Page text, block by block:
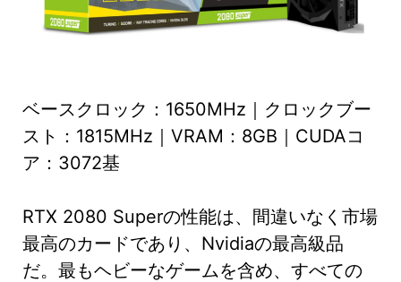
ベースクロック：1650MHz｜クロックブー
スト：1815MHz｜VRAM：8GB｜CUDAコ
ア：3072基
RTX 2080 Superの性能は、間違いなく市場
最高のカードであり、Nvidiaの最高級品
だ。最もヘビーなゲームを含め、すべての